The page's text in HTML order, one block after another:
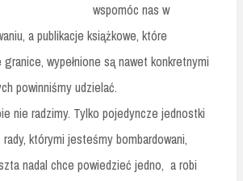
wspomóc nas w
a publikacje książkowe, które
granice, wypełnione są nawet konkretnymi
powinniśmy udzielać.
nie radzimy. Tylko pojedyncze jednostki
którymi jesteśmy bombardowani,
nadal chce powiedzieć jedno, a robi